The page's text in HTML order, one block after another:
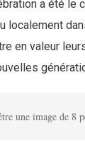
a été le
localement
en valeur